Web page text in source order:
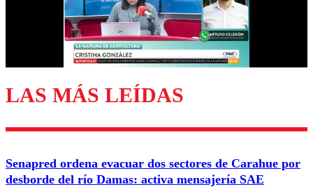
Enviar comentario
LAS MÁS LEÍDAS
Senapred ordena evacuar dos sectores de Carahue por
desborde del río Damas: activa mensajería SAE